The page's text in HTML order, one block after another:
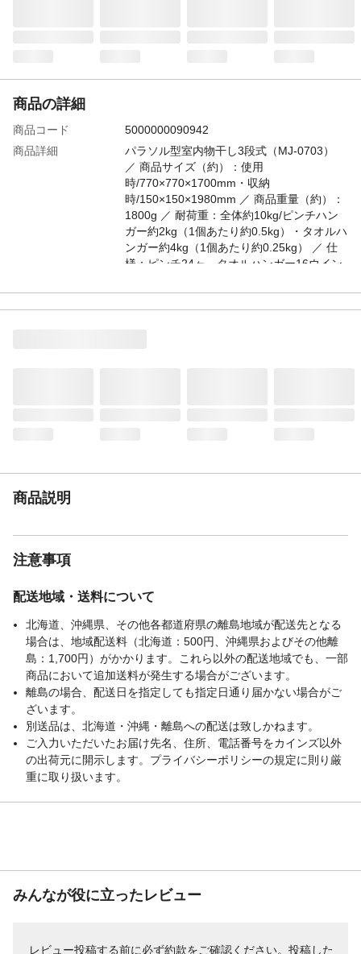
商品の詳細
商品コード
5000000090942
商品詳細
パラソル型室内物干し3段式（MJ-0703）
／ 商品サイズ（約）：使用
時/770×770×1700mm・収納
時/150×150×1980mm ／ 商品重量（約）：
1800g ／ 耐荷重：全体約10kg/ピンチハン
ガー約2kg（1個あたり約0.5kg）・タオルハ
ンガー約4kg（1個あたり約0.25kg） ／ 仕
様：ピンチ24ヶ、タオルハンガー16ウイン
商品説明
注意事項
配送地域・送料について
北海道、沖縄県、その他各都道府県の離島地域が配送先となる
場合は、地域配送料（北海道：500円、沖縄県およびその他離
島：1,700円）がかかります。これら以外の配送地域でも、一部
商品において追加送料が発生する場合がございます。
離島の場合、配送日を指定しても指定日通り届かない場合がご
ざいます。
別送品は、北海道・沖縄・離島への配送は致しかねます。
ご入力いただいたお届け先名、住所、電話番号をカインズ以外
の出荷元に開示します。プライバシーポリシーの規定に則り厳
重に取り扱います。
みんなが役に立ったレビュー
レビュー投稿する前に必ず約款をご確認ください。投稿した